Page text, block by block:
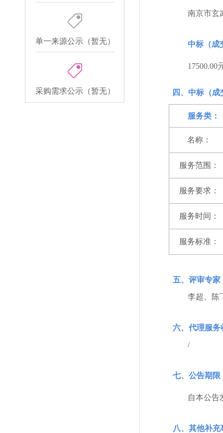
单一来源公示（暂无）
采购需求公示（暂无）
南京市玄
中标（成
17500.00
四、中标（成
服务类：
名称：
服务范围：
服务要求：
服务时间：
服务标准：
五、评审专
李超、陈
六、代理服
/
七、公告期限
自本公告
八、其他补充